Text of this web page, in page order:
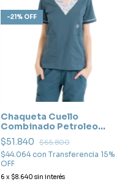
-21% OFF
Chaqueta Cuello
Combinado Petroleo
Organico
$51.840 $65.800
$44.064 con Transferencia 15%
OFF
6 x $8.640 sin interés